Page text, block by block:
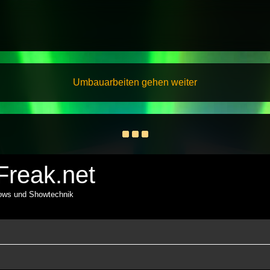
Umbauarbeiten gehen weiter
und Showtechnik